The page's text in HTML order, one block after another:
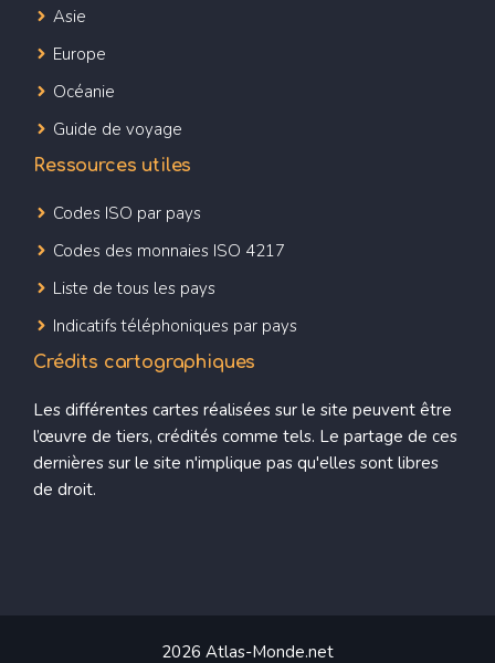
Asie
Europe
Océanie
Guide de voyage
Ressources utiles
Codes ISO par pays
Codes des monnaies ISO 4217
Liste de tous les pays
Indicatifs téléphoniques par pays
Crédits cartographiques
Les différentes cartes réalisées sur le site peuvent être
l’œuvre de tiers, crédités comme tels. Le partage de ces
dernières sur le site n'implique pas qu'elles sont libres
de droit.
2026 Atlas-Monde.net